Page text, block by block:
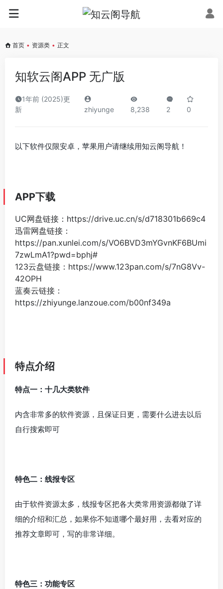
首页 • 资源类 • 正文
知软云阁APP 无广版
1年前 (2025)更
新
zhiyunge 8,238 2 0
以下软件仅限安卓，苹果用户请继续用知云阁导航！
APP下载
UC网盘链接：https://drive.uc.cn/s/d718301b669c4
迅雷网盘链接：
https://pan.xunlei.com/s/VO6BVD3mYGvnKF6BUmi
7zwLmA1?pwd=bphj#
123云盘链接：https://www.123pan.com/s/7nG8Vv-
42OPH
蓝奏云链接：
https://zhiyunge.lanzoue.com/b00nf349a
特点介绍
特点一：十几大类软件
内含非常多的软件资源，且保证日更，需要什么进去以后
自行搜索即可
特色二：线报专区
由于软件资源太多，线报专区把各大类常用资源都做了详
细的介绍和汇总，如果你不知道哪个最好用，去看对应的
推荐文章即可，写的非常详细。
特色三：功能专区